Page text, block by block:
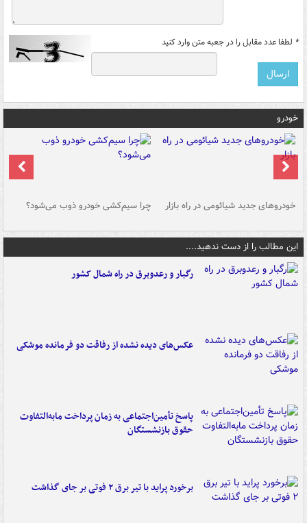
* لطفا عدد مقابل را در جعبه متن وارد کنید
خودرو
خودروهای جدید شیائومی در راه بازار چرا سیم‌کشی خودرو ذوب می‌شود؟
این مطالب را از دست ندهید....
رگبار و رعدوبرق در راه شمال کشور
عکس‌های دیده نشده از رفاقت دو فرمانده‌ موشکی
پاسخ تأمین‌اجتماعی به زمان پرداخت مابه‌التفاوت
حقوق بازنشستگان
برخورد پراید با تیر برق ۲ فوتی بر جای گذاشت